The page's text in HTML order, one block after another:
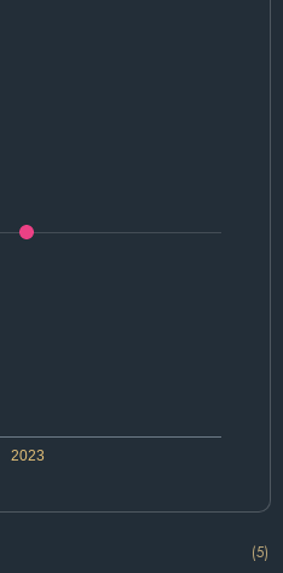
2023
(5)